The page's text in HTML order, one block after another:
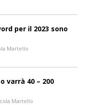
per il 2023 sono
Martello
varrà 40 – 200
Martello